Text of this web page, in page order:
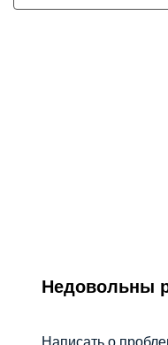
Недовольны
Написать о